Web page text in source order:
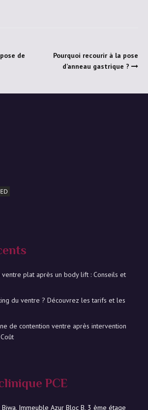
de
Pourquoi recourir à la pose
d’anneau gastrique ?
plat après un body lift : Conseils et
du ventre ? Découvrez les tarifs et les
de contention ventre après intervention
PCE
Biwa, Immeuble Azur Bloc B, 3 ème étage